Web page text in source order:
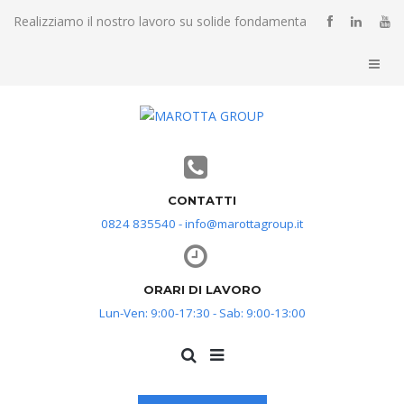
Realizziamo il nostro lavoro su solide fondamenta
CONTATTI
0824 835540 - info@marottagroup.it
ORARI DI LAVORO
Lun-Ven: 9:00-17:30 - Sab: 9:00-13:00